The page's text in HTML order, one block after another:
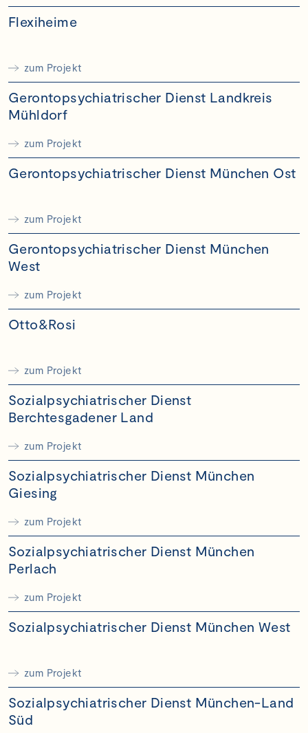
Flexiheime
zum Projekt
Gerontopsychiatrischer Dienst Landkreis
Mühldorf
zum Projekt
Gerontopsychiatrischer Dienst München Ost
zum Projekt
Gerontopsychiatrischer Dienst München
West
zum Projekt
Otto&Rosi
zum Projekt
Sozialpsychiatrischer Dienst
Berchtesgadener Land
zum Projekt
Sozialpsychiatrischer Dienst München
Giesing
zum Projekt
Sozialpsychiatrischer Dienst München
Perlach
zum Projekt
Sozialpsychiatrischer Dienst München West
zum Projekt
Sozialpsychiatrischer Dienst München-Land
Süd